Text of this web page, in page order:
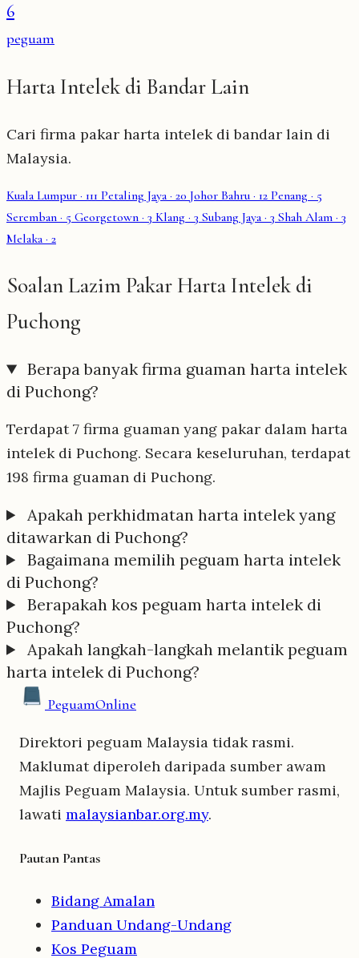
6
peguam
Harta Intelek di Bandar Lain
Cari firma pakar harta intelek di bandar lain di
Malaysia.
Kuala Lumpur · 111 Petaling Jaya· 20 Johor Bahru · 12 Penang · 5
Seremban · 5 Georgetown · 3 Klang · 3 Subang Jaya· 3 Shah Alam · 3
Melaka· 2
Soalan Lazim Pakar Harta Intelek di
Puchong
Berapa banyak firma guaman harta intelek
di Puchong?
Terdapat 7 firma guaman yang pakar dalam harta
intelek di Puchong. Secara keseluruhan, terdapat
198 firma guaman di Puchong.
Apakah perkhidmatan harta intelek yang
ditawarkan di Puchong?
Bagaimana memilih peguam harta intelek
di Puchong?
Berapakah kos peguam harta intelek di
Puchong?
Apakah langkah-langkah melantik peguam
harta intelek di Puchong?
PeguamOnline
Direktori peguam Malaysia tidak rasmi.
Maklumat diperoleh daripada sumber awam
Majlis Peguam Malaysia. Untuk sumber rasmi,
lawati malaysianbar.org.my.
Pautan Pantas
Bidang Amalan
Panduan Undang-Undang
Kos Peguam